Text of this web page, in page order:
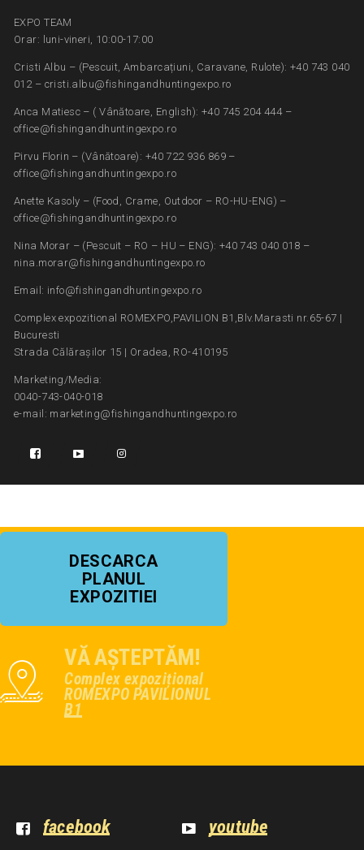
EXPO TEAM
Orar: luni-vineri, 10:00-17:00
Cristi Albu – (Pescuit, Ambarcațiuni, Caravane, Rulote): +40 743 040
012 – cristi.albu@fishingandhuntingexpo.ro
Anca Matiesc – ( Vânătoare, English): +40 745 204 444 –
office@fishingandhuntingexpo.ro
Pirvu Florin – (Vânătoare): +40 722 936 869 –
office@fishingandhuntingexpo.ro
Anette Kasoly – (Food, Crame, Outdoor – RO-HU-ENG) –
office@fishingandhuntingexpo.ro
Nina Morar – (Pescuit – RO – HU – ENG): +40 743 040 018 –
nina.morar@fishingandhuntingexpo.ro
Email: info@fishingandhuntingexpo.ro
Complex expozitional ROMEXPO,PAVILION B1,Blv.Marasti nr.65-67 |
Bucuresti
Strada Călărașilor 15 | Oradea, RO-410195
Marketing/Media:
0040-743-040-018
e-mail: marketing@fishingandhuntingexpo.ro
DESCARCA
PLANUL
EXPOZITIEI
VĂ AȘTEPTĂM!
Complex expozițional
ROMEXPO PAVILIONUL
B1
facebook
youtube